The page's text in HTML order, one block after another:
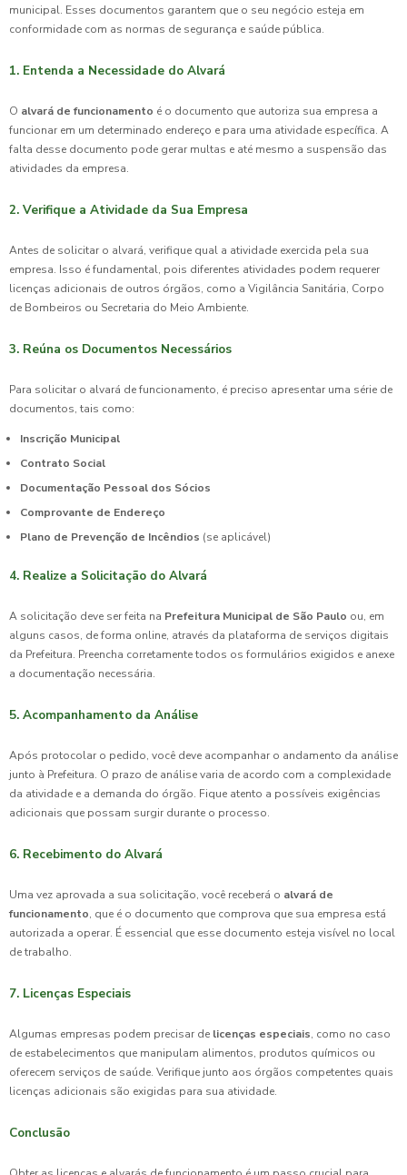
municipal. Esses documentos garantem que o seu negócio esteja em
conformidade com as normas de segurança e saúde pública.
1. Entenda a Necessidade do Alvará
O alvará de funcionamento é o documento que autoriza sua empresa a
funcionar em um determinado endereço e para uma atividade específica. A
falta desse documento pode gerar multas e até mesmo a suspensão das
atividades da empresa.
2. Verifique a Atividade da Sua Empresa
Antes de solicitar o alvará, verifique qual a atividade exercida pela sua
empresa. Isso é fundamental, pois diferentes atividades podem requerer
licenças adicionais de outros órgãos, como a Vigilância Sanitária, Corpo
de Bombeiros ou Secretaria do Meio Ambiente.
3. Reúna os Documentos Necessários
Para solicitar o alvará de funcionamento, é preciso apresentar uma série de
documentos, tais como:
Inscrição Municipal
Contrato Social
Documentação Pessoal dos Sócios
Comprovante de Endereço
Plano de Prevenção de Incêndios (se aplicável)
4. Realize a Solicitação do Alvará
A solicitação deve ser feita na Prefeitura Municipal de São Paulo ou, em
alguns casos, de forma online, através da plataforma de serviços digitais
da Prefeitura. Preencha corretamente todos os formulários exigidos e anexe
a documentação necessária.
5. Acompanhamento da Análise
Após protocolar o pedido, você deve acompanhar o andamento da análise
junto à Prefeitura. O prazo de análise varia de acordo com a complexidade
da atividade e a demanda do órgão. Fique atento a possíveis exigências
adicionais que possam surgir durante o processo.
6. Recebimento do Alvará
Uma vez aprovada a sua solicitação, você receberá o alvará de
funcionamento, que é o documento que comprova que sua empresa está
autorizada a operar. É essencial que esse documento esteja visível no local
de trabalho.
7. Licenças Especiais
Algumas empresas podem precisar de licenças especiais, como no caso
de estabelecimentos que manipulam alimentos, produtos químicos ou
oferecem serviços de saúde. Verifique junto aos órgãos competentes quais
licenças adicionais são exigidas para sua atividade.
Conclusão